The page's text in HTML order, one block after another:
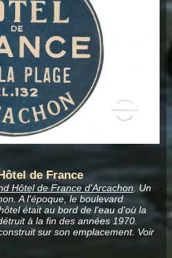
de France
Hôtel de France d'Arcachon . Un
A l'époque, le boulevard
était au bord de l'eau d'où la
à la fin des années 1970.
sur son emplacement. Voir